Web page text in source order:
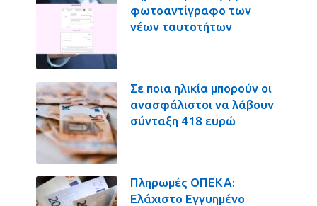
φωτοαντίγραφο των
νέων ταυτοτήτων
Σε ποια ηλικία μπορούν οι
ανασφάλιστοι να λάβουν
σύνταξη 418 ευρώ
Πληρωμές ΟΠΕΚΑ:
Ελάχιστο Εγγυημένο